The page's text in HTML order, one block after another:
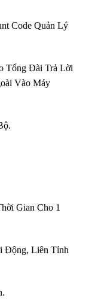
Code Quản Lý
Tổng Đài Trả Lời
Vào Máy
Gian Cho 1
Động, Liên Tỉnh